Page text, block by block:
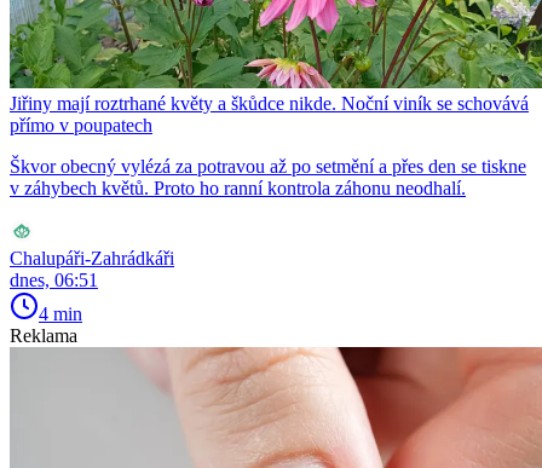
Jiřiny mají roztrhané květy a škůdce nikde. Noční viník se schovává
přímo v poupatech
Škvor obecný vylézá za potravou až po setmění a přes den se tiskne
v záhybech květů. Proto ho ranní kontrola záhonu neodhalí.
Chalupáři-Zahrádkáři
dnes, 06:51
4 min
Reklama